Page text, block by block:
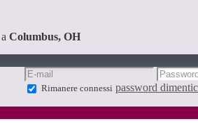
Columbus, OH
Rimanere connessi password